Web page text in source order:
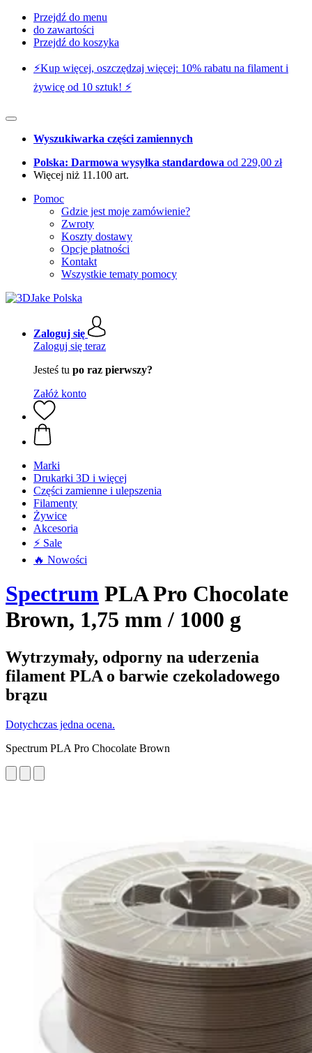
Przejdź do menu
do zawartości
Przejdź do koszyka
⚡️Kup więcej, oszczędzaj więcej: 10% rabatu na filament i
żywicę od 10 sztuk! ⚡️
Wyszukiwarka części zamiennych
Polska: Darmowa wysyłka standardowa od 229,00 zł
Więcej niż 11.100 art.
Pomoc
Gdzie jest moje zamówienie?
Zwroty
Koszty dostawy
Opcje płatności
Kontakt
Wszystkie tematy pomocy
Zaloguj się
Zaloguj się teraz
Jesteś tu po raz pierwszy?
Załóż konto
Marki
Drukarki 3D i więcej
Części zamienne i ulepszenia
Filamenty
Żywice
Akcesoria
⚡ Sale
🔥 Nowości
Spectrum PLA Pro Chocolate
Brown, 1,75 mm / 1000 g
Wytrzymały, odporny na uderzenia
filament PLA o barwie czekoladowego
brązu
Dotychczas jedna ocena.
Spectrum PLA Pro Chocolate Brown